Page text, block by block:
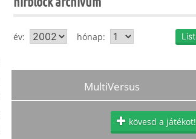
év: hónap:
MultiVersus
kövesd a játékot!